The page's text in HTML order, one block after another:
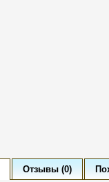
Отзывы (0)